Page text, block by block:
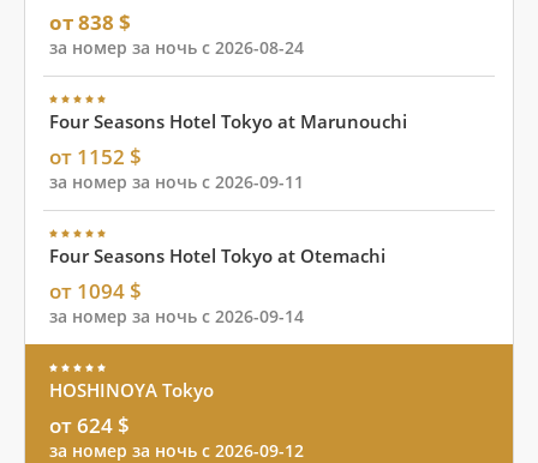
от 838 $
за номер за ночь с 2026-08-24
Four Seasons Hotel Tokyo at Marunouchi
от 1152 $
за номер за ночь с 2026-09-11
Four Seasons Hotel Tokyo at Otemachi
от 1094 $
за номер за ночь с 2026-09-14
HOSHINOYA Tokyo
от 624 $
за номер за ночь с 2026-09-12